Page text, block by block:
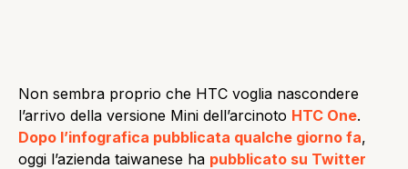
Non sembra proprio che HTC voglia nascondere
l’arrivo della versione Mini dell’arcinoto HTC One.
Dopo l’infografica pubblicata qualche giorno fa,
oggi l’azienda taiwanese ha pubblicato su Twitter